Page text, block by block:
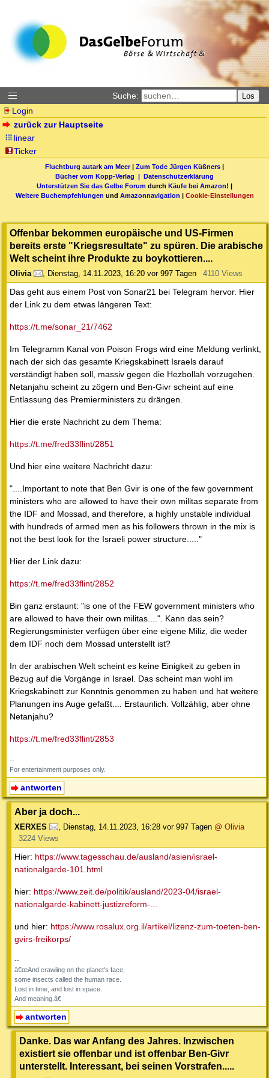
Suche: Los
Login
zurück zur Hauptseite
linear
Ticker
Fluchtburg autark am Meer| Zum Tode Jürgen Küßners |
Bücher vom Kopp-Verlag | Datenschutzerklärung
Unterstützen Sie das Gelbe Forum durch Käufe bei Amazon! |
Weitere Buchempfehlungen und Amazonnavigation | Cookie-Einstellungen
Offenbar bekommen europäische und US-Firmen
bereits erste "Kriegsresultate" zu spüren. Die arabische
Welt scheint ihre Produkte zu boykottieren....
Olivia , Dienstag, 14.11.2023, 16:20 vor 997 Tagen 4110 Views
Das geht aus einem Post von Sonar21 bei Telegram hervor. Hier
der Link zu dem etwas längeren Text:
https://t.me/sonar_21/7462
Im Telegramm Kanal von Poison Frogs wird eine Meldung verlinkt,
nach der sich das gesamte Kriegskabinett Israels darauf
verständigt haben soll, massiv gegen die Hezbollah vorzugehen.
Netanjahu scheint zu zögern und Ben-Givr scheint auf eine
Entlassung des Premierministers zu drängen.
Hier die erste Nachricht zu dem Thema:
https://t.me/fred33flint/2851
Und hier eine weitere Nachricht dazu:
"....Important to note that Ben Gvir is one of the few government
ministers who are allowed to have their own militas separate from
the IDF and Mossad, and therefore, a highly unstable individual
with hundreds of armed men as his followers thrown in the mix is
not the best look for the Israeli power structure....."
Hier der Link dazu:
https://t.me/fred33flint/2852
Bin ganz erstaunt: "is one of the FEW government ministers who
are allowed to have their own militas....". Kann das sein?
Regierungsminister verfügen über eine eigene Miliz, die weder
dem IDF noch dem Mossad unterstellt ist?
In der arabischen Welt scheint es keine Einigkeit zu geben in
Bezug auf die Vorgänge in Israel. Das scheint man wohl im
Kriegskabinett zur Kenntnis genommen zu haben und hat weitere
Planungen ins Auge gefaßt.... Erstaunlich. Vollzählig, aber ohne
Netanjahu?
https://t.me/fred33flint/2853
--
For entertainment purposes only.
antworten
Aber ja doch...
XERXES , Dienstag, 14.11.2023, 16:28 vor 997 Tagen @ Olivia
3224 Views
Hier: https://www.tagesschau.de/ausland/asien/israel-
nationalgarde-101.html
hier: https://www.zeit.de/politik/ausland/2023-04/israel-
nationalgarde-kabinett-justizreform-...
und hier: https://www.rosalux.org.il/artikel/lizenz-zum-toeten-ben-
gvirs-freikorps/
--
â€œAnd crawling on the planet's face,
some insects called the human race.
Lost in time, and lost in space.
And meaning.â€
antworten
Danke. Das war Anfang des Jahres. Inzwischen
existiert sie offenbar und ist offenbar Ben-Givr
unterstellt. Interessant, bei seinen Vorstrafen.....